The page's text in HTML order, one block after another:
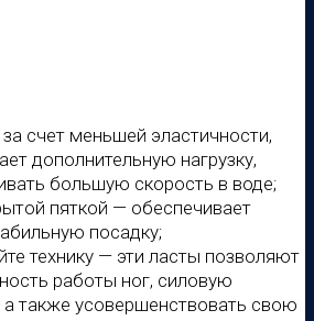
счет меньшей эластичности,
дополнительную нагрузку,
большую скорость в воде;
пяткой — обеспечивает
посадку;
технику — эти ласты позволяют
работы ног, силовую
также усовершенствовать свою